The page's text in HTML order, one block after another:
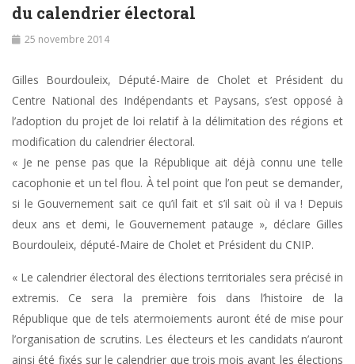
du calendrier électoral
25 novembre 2014
Gilles Bourdouleix, Député-Maire de Cholet et Président du
Centre National des Indépendants et Paysans, s’est opposé à
l’adoption du projet de loi relatif à la délimitation des régions et
modification du calendrier électoral.
« Je ne pense pas que la République ait déjà connu une telle
cacophonie et un tel flou. À tel point que l’on peut se demander,
si le Gouvernement sait ce qu’il fait et s’il sait où il va ! Depuis
deux ans et demi, le Gouvernement patauge », déclare Gilles
Bourdouleix, député-Maire de Cholet et Président du CNIP.
« Le calendrier électoral des élections territoriales sera précisé in
extremis. Ce sera la première fois dans l’histoire de la
République que de tels atermoiements auront été de mise pour
l’organisation de scrutins. Les électeurs et les candidats n’auront
ainsi été fixés sur le calendrier que trois mois avant les élections